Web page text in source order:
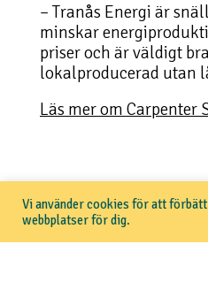
– Tranås Energi är
minskar
priser och är väldigt
lokalproducerad utan
Läs mer om Carpenter
Vi använder cookies för att
webbplatser för dig.